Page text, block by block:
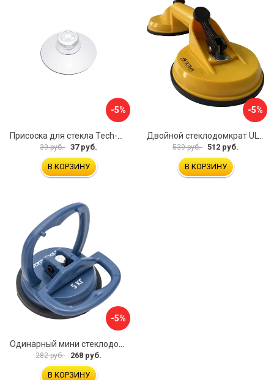
-5%
39 руб. 37 руб.
В КОРЗИНУ
-5%
Двойной стеклодомкрат ULTIMA 2
539 руб. 512 руб.
В КОРЗИНУ
-5%
282 руб. 268 руб.
В КОРЗИНУ